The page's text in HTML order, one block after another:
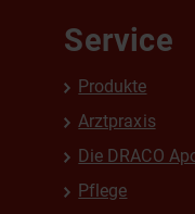
Service
Produkte
Arztpraxis
Die DRACO
Pflege